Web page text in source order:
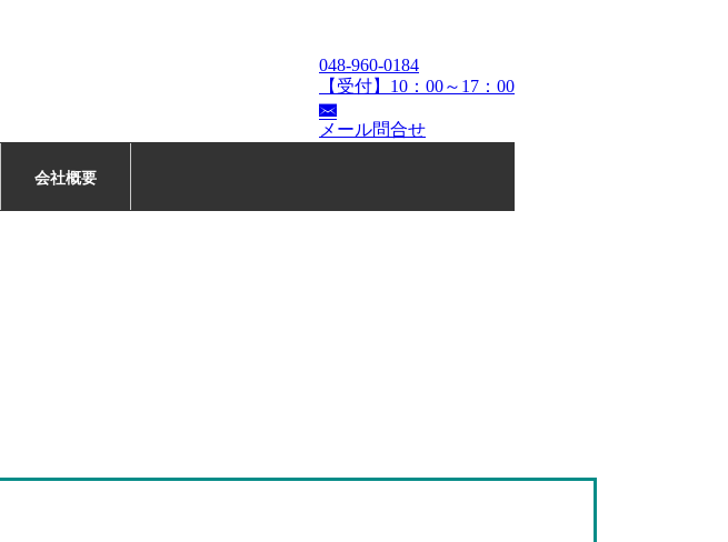
048-960-0184
【受付】10：00～17：00
メール問合せ
会社概要